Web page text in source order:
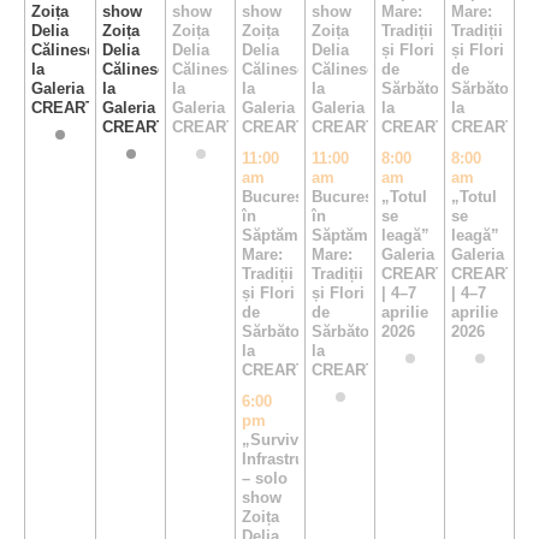
Zoița
Delia
Călinescu,
la
Galeria
CREART
show
Zoița
Delia
Călinescu,
la
Galeria
CREART
show
Zoița
Delia
Călinescu,
la
Galeria
CREART
show
Zoița
Delia
Călinescu,
la
Galeria
CREART
11:00
am
Bucureștiul
în
Săptămâna
Mare:
Tradiții
și Flori
de
Sărbători
la
CREART
6:00
pm
„Survival
Infrastructure”
– solo
show
Zoița
show
Zoița
Delia
Călinescu,
la
Galeria
CREART
11:00
am
Bucureștiul
în
Săptămâna
Mare:
Tradiții
și Flori
de
Sărbători
la
CREART
Mare:
Tradiții
și Flori
de
Sărbători
la
CREART
8:00
am
„Totul
se
leagă”
Galeria
CREART
| 4–7
aprilie
2026
Mare:
Tradiții
și Flori
de
Sărbători
la
CREART
8:00
am
„Totul
se
leagă”
Galeria
CREART
| 4–7
aprilie
2026